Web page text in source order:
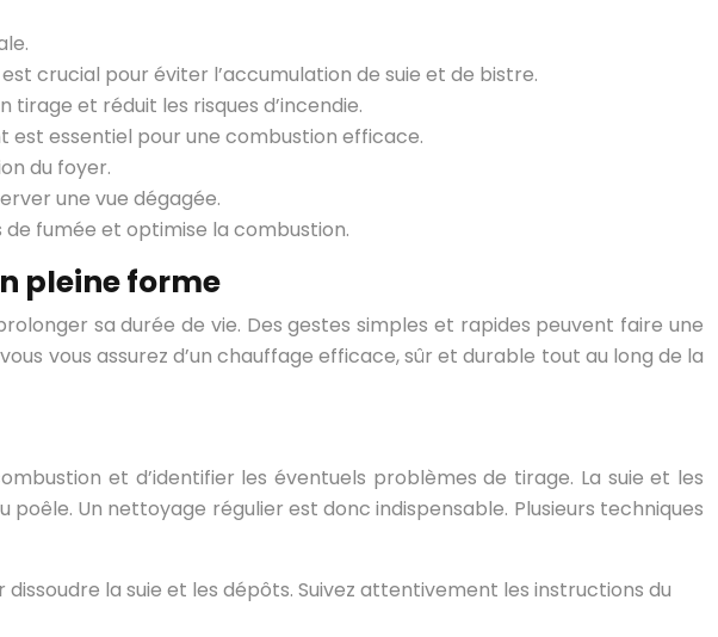
crucial pour éviter l’accumulation de suie et de bistre.
et réduit les risques d’incendie.
essentiel pour une combustion efficace.
du foyer.
une vue dégagée.
fumée et optimise la combustion.
pleine forme
sa durée de vie. Des gestes simples et rapides peuvent faire une
vous assurez d’un chauffage efficace, sûr et durable tout au long de la
et d’identifier les éventuels problèmes de tirage. La suie et les
Un nettoyage régulier est donc indispensable. Plusieurs techniques
la suie et les dépôts. Suivez attentivement les instructions du